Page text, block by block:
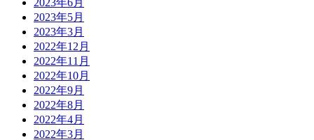
2023年6月
2023年5月
2023年3月
2022年12月
2022年11月
2022年10月
2022年9月
2022年8月
2022年4月
2022年3月